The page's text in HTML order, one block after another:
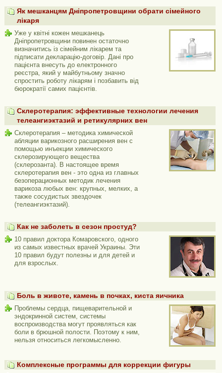
Як мешканцям Дніпропетровщини обрати сімейного
лікаря
Уже у квітні кожен мешканець
Дніпропетровщини повинен остаточно
визначитись із сімейним лікарем та
підписати декларацію-договір. Дані про
пацієнта внесуть до електронного
реєстра, який у майбутньому значно
спростить роботу лікарям і позбавить від
бюрократії самих пацієнтів.
Склеротерапия: эффективные технологии лечения
телеангиэктазий и ретикулярних вен
Склеротерапия – методика химической
абляции варикозного расширения вен с
помощью инъекции химического
склерозирующего вещества
(склерозанта). В настоящее время
склеротерапия вен - это одна из главных
безоперационных методик лечения
варикоза любых вен: крупных, мелких, а
также сосудистых звездочек
(телеангиэктазий).
Как не заболеть в сезон простуд?
10 правил доктора Комаровского, одного
из самых известных врачей Украины. Эти
10 правил будут полезны и для детей и
для взрослых.
Боль в животе, камень в почках, киста яичника
Проблемы сердца, пищеварительной и
эндокринной систем, системы
воспроизводства могут проявляться как
боли в брюшной полости. Поэтому к ним,
нельзя относиться легкомысленно.
Комплексные программы для коррекции фигуры